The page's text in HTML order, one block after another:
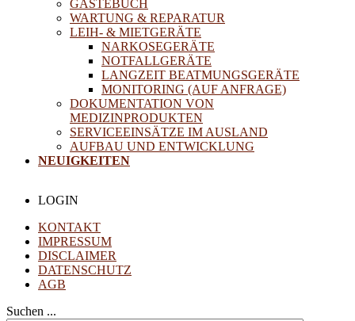
GÄSTEBUCH
WARTUNG & REPARATUR
LEIH- & MIETGERÄTE
NARKOSEGERÄTE
NOTFALLGERÄTE
LANGZEIT BEATMUNGSGERÄTE
MONITORING (AUF ANFRAGE)
DOKUMENTATION VON
MEDIZINPRODUKTEN
SERVICEEINSÄTZE IM AUSLAND
AUFBAU UND ENTWICKLUNG
NEUIGKEITEN
LOGIN
KONTAKT
IMPRESSUM
DISCLAIMER
DATENSCHUTZ
AGB
Suchen ...